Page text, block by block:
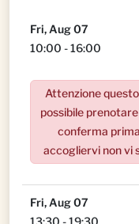
Fri, Aug 07
10:00 - 16:00
Attenzione
possibile
conferma
accogliervi non vi
Fri, Aug 07